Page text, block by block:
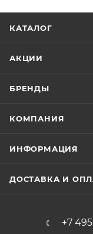
КАТАЛОГ
АКЦИИ
БРЕНДЫ
КОМПАНИЯ
ИНФОРМАЦИЯ
ДОСТАВКА И
+7